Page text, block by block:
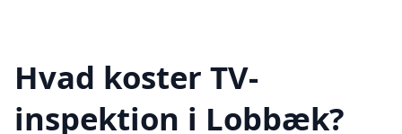
Hvad koster TV-
inspektion i Lobbæk?